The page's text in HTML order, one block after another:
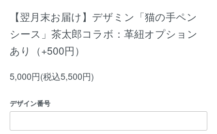
【翌月末お届け】デザミン「猫の手ペン
シース」茶太郎コラボ：革紐オプション
あり（+500円）
5,000円(税込5,500円)
デザイン番号